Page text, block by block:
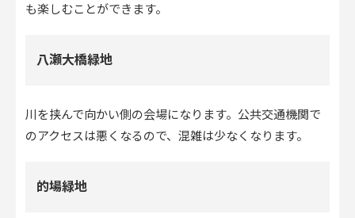
も楽しむことができます。
八瀬大橋緑地
川を挟んで向かい側の会場になります。公共交通機関で
のアクセスは悪くなるので、混雑は少なくなります。
的場緑地